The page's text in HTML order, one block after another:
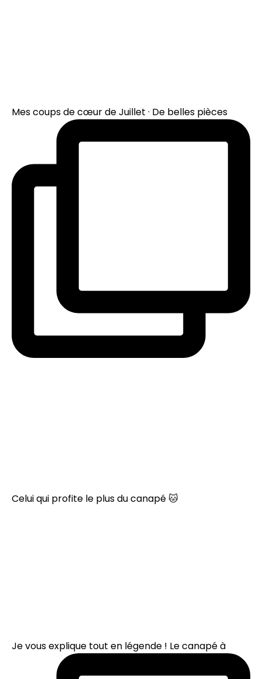
Mes coups de cœur de Juillet · De belles pièces
Celui qui profite le plus du canapé 🐱
Je vous explique tout en légende ! Le canapé à